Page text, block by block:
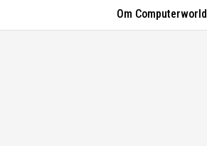
Om Computerworld